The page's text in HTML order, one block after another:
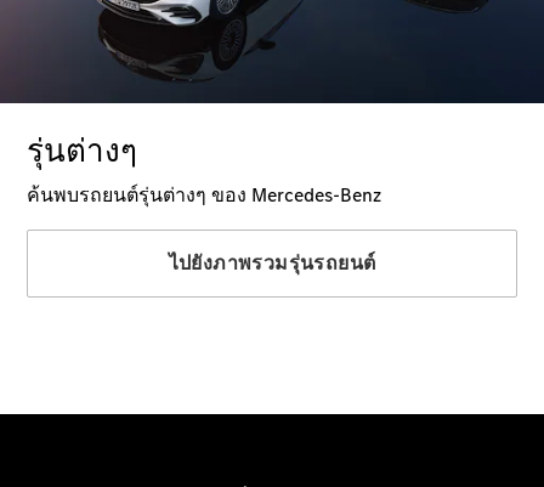
All
Cabriolets /
Roadsters
Mercedes-
AMG SL
Roadster
รถยนต์